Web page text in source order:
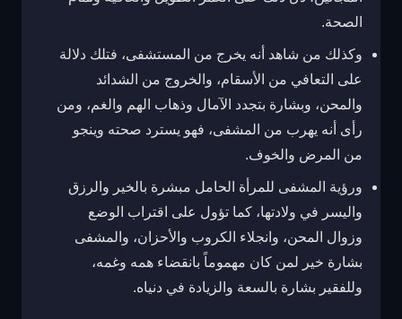
الصحة.
وكذلك من شاهد أنه يخرج من المستشفى، فتلك دلالة
على التعافي من الأسقام، والخروج من الشدائد
والمحن، وبشارة بتجدد الآمال وذهاب الهم والغم، ومن
رأى أنه يهرب من المشفى، فهو يسترد صحته وينجو
من المرض والخوف.
ورؤية المشفى للمرأة الحامل مبشرة بالخير والرزق
واليسر في ولادتها، كما تؤول على اقتراب الوضع
وزوال المحن، وانجلاء الكروب والأحزان، والمشفى
بشارة خير لمن كان مهموماً بانقضاء همه وغمه،
وللفقير بشارة بالسعة والزيادة في دنياه.